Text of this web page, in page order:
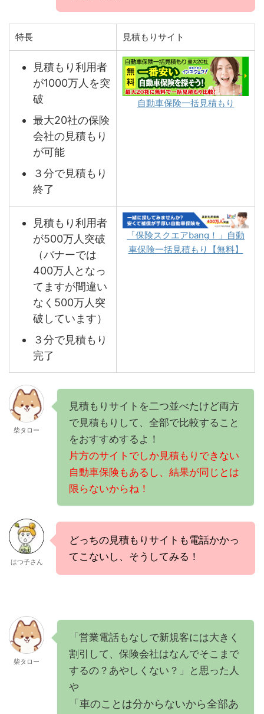
特長 見積もりサイト
見積もり利用者
が1000万人を突
破
最大20社の保険
会社の見積もり
が可能
３分で見積もり
終了
自動車保険一括見積もり
見積もり利用者
が500万人突破
（バナーでは
400万人となっ
てますが間違い
なく500万人突
破しています）
３分で見積もり
完了
「保険スクエアbang！」自動
車保険一括見積もり【無料】
柴タロー
見積もりサイトを二つ並べたけど両方
で見積もりして、全部で比較すること
をおすすめするよ！
片方のサイトでしか見積もりできない
自動車保険もあるし、結果が同じとは
限らないからね！
はつ子さん
どっちの見積もりサイトも電話かかっ
てこないし、そうしてみる！
柴タロー
「営業電話もなしで新規客には大きく
割引して、保険会社はなんでそこまで
するの？あやしくない？」と思った人
や
「車のことは分からないから全部あ